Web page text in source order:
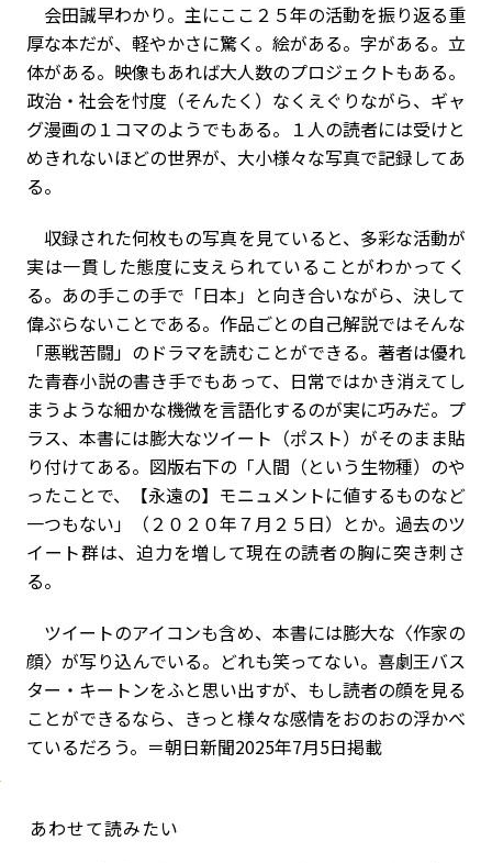
会田誠早わかり。主にここ２５年の活動を振り返る重
厚な本だが、軽やかさに驚く。絵がある。字がある。立
体がある。映像もあれば大人数のプロジェクトもある。
政治・社会を忖度（そんたく）なくえぐりながら、ギャ
グ漫画の１コマのようでもある。１人の読者には受けと
めきれないほどの世界が、大小様々な写真で記録してあ
る。
収録された何枚もの写真を見ていると、多彩な活動が
実は一貫した態度に支えられていることがわかってく
る。あの手この手で「日本」と向き合いながら、決して
偉ぶらないことである。作品ごとの自己解説ではそんな
「悪戦苦闘」のドラマを読むことができる。著者は優れ
た青春小説の書き手でもあって、日常ではかき消えてし
まうような細かな機微を言語化するのが実に巧みだ。プ
ラス、本書には膨大なツイート（ポスト）がそのまま貼
り付けてある。図版右下の「人間（という生物種）のや
ったことで、【永遠の】モニュメントに値するものなど
一つもない」（２０２０年７月２５日）とか。過去のツ
イート群は、迫力を増して現在の読者の胸に突き刺さ
る。
ツイートのアイコンも含め、本書には膨大な〈作家の
顔〉が写り込んでいる。どれも笑ってない。喜劇王バス
ター・キートンをふと思い出すが、もし読者の顔を見る
ことができるなら、きっと様々な感情をおのおの浮かべ
ているだろう。＝朝日新聞2025年7月5日掲載
あわせて読みたい